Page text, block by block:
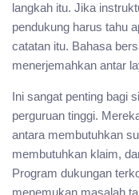
langkah itu. Jika
pendukung harus tahu
catatan itu. Bahasa
menerjemahkan antar
Ini sangat penting bagi
perguruan tinggi.
antara membutuhkan
membutuhkan klaim,
Program dukungan